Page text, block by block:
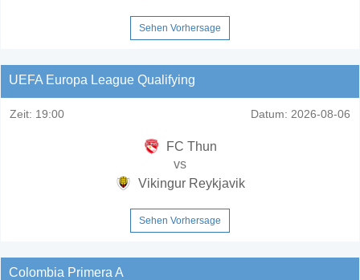
Sehen Vorhersage
UEFA Europa League Qualifying
Zeit: 19:00 Datum: 2026-08-06
FC Thun
vs
Vikingur Reykjavik
Sehen Vorhersage
Colombia Primera A